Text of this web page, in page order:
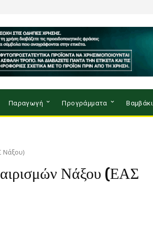
Παραγωγή Προγράμματα Βαμβάκι
Νάξου)
Νάξου (ΕΑΣ